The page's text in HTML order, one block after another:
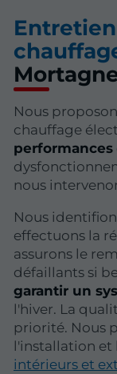
Nous
chauffage
performances
nous
Nous
effectuons la
assurons le
défaillants si
garantir un
l'hiver. La
priorité. Nous
l'installation et
intérieurs et